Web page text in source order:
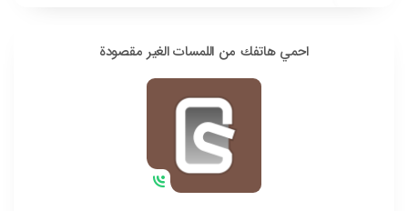
احمي هاتفك من اللمسات الغير مقصودة